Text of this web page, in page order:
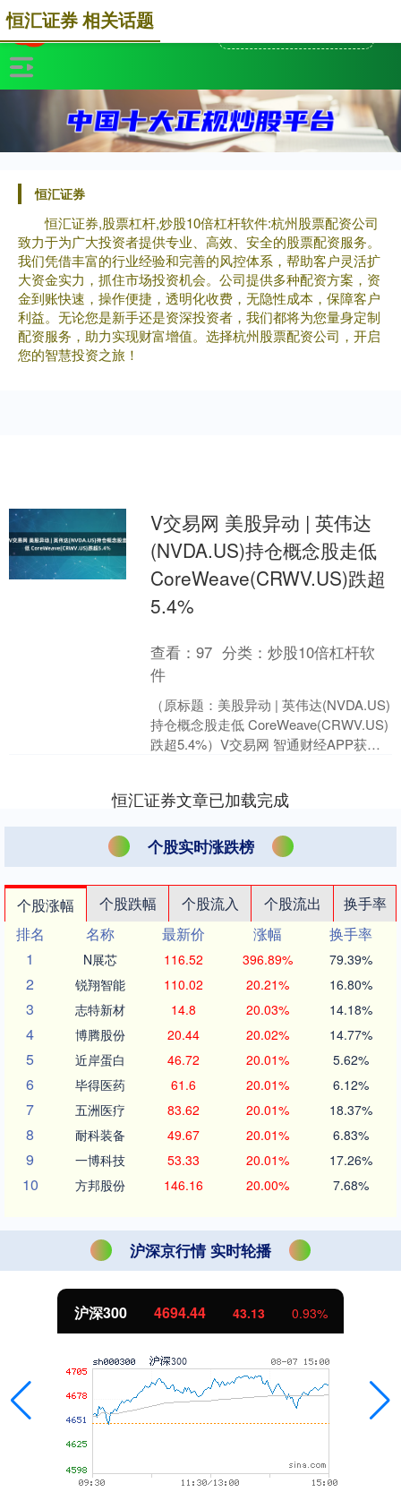
恒汇证券
恒汇证券,股票杠杆,炒股10倍杠杆软件:杭州股票配资公司
致力于为广大投资者提供专业、高效、安全的股票配资服务。
我们凭借丰富的行业经验和完善的风控体系，帮助客户灵活扩
大资金实力，抓住市场投资机会。公司提供多种配资方案，资
金到账快速，操作便捷，透明化收费，无隐性成本，保障客户
利益。无论您是新手还是资深投资者，我们都将为您量身定制
配资服务，助力实现财富增值。选择杭州股票配资公司，开启
您的智慧投资之旅！
恒汇证券 相关话题
V交易网 美股异动 | 英伟达
(NVDA.US)持仓概念股走低
CoreWeave(CRWV.US)跌超
5.4%
查看：97 分类：炒股10倍杠杆软
件
（原标题：美股异动 | 英伟达(NVDA.US)
持仓概念股走低 CoreWeave(CRWV.US)
跌超5.4%）V交易网 智通财经APP获
恒汇证券文章已加载完成
个股实时涨跌榜
个股涨幅 个股跌幅 个股流入 个股流出
换手率
排名
名称 最新价 涨幅
换手率
1
N展芯 116.52 396.89% 79.39%
2 锐翔智能 110.02 20.21% 16.80%
3 志特新材 14.8 20.03% 14.18%
4 博腾股份 20.44 20.02% 14.77%
5 近岸蛋白 46.72 20.01% 5.62%
6 毕得医药 61.6 20.01% 6.12%
7 五洲医疗 83.62 20.01% 18.37%
8 耐科装备 49.67 20.01% 6.83%
9 一博科技 53.33 20.01% 17.26%
10 方邦股份 146.16 20.00% 7.68%
沪深京行情 实时轮播
沪深300 4694.44 43.13 0.93%